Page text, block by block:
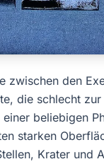
zwischen den
die schlecht
beliebigen
starken
Krater und